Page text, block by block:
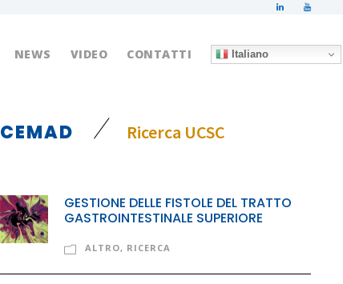
NEWS VIDEO CONTATTI Italiano
CEMAD Ricerca UCSC
GESTIONE DELLE FISTOLE DEL TRATTO
GASTROINTESTINALE SUPERIORE
ALTRO, RICERCA